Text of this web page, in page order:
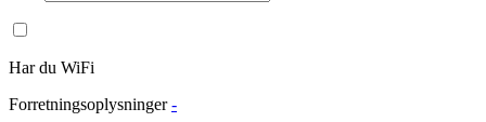
Har du WiFi
Forretningsoplysninger -